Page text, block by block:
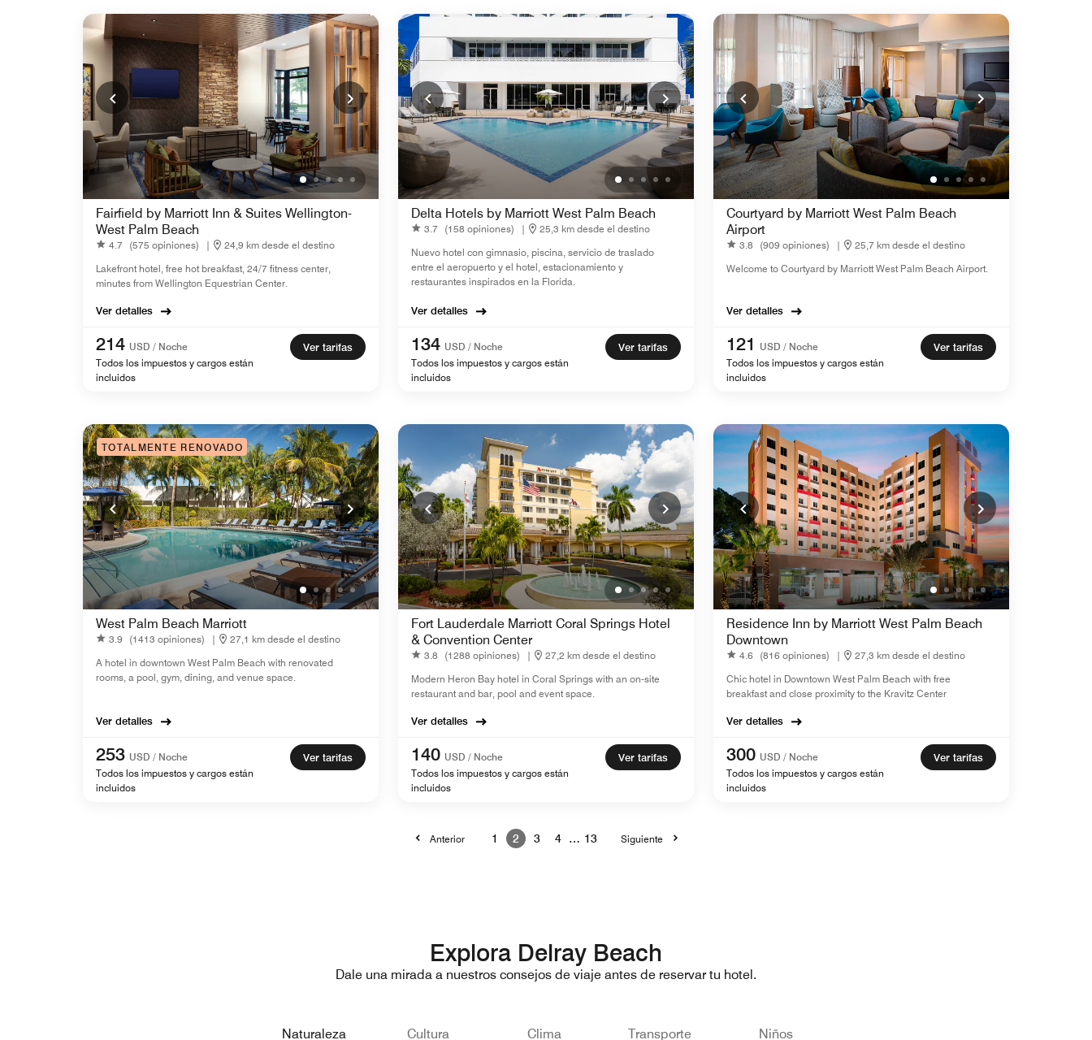
Fairfield by Marriott Inn & Suites Wellington-
West Palm Beach
4.7 (575 opiniones) |
24,9 km desde el destino
Lakefront hotel, free hot breakfast, 24/7 fitness center,
minutes from Wellington Equestrian Center.
Ver detalles
214 USD / Noche
Todos los impuestos y cargos están
incluidos
Ver tarifas
Delta Hotels by Marriott West Palm Beach
3.7 (158 opiniones) |
25,3 km desde el destino
Nuevo hotel con gimnasio, piscina, servicio de traslado
entre el aeropuerto y el hotel, estacionamiento y
restaurantes inspirados en la Florida.
Ver detalles
134 USD / Noche
Todos los impuestos y cargos están
incluidos
Ver tarifas
Courtyard by Marriott West Palm Beach
Airport
3.8 (909 opiniones) |
25,7 km desde el destino
Welcome to Courtyard by Marriott West Palm Beach Airport.
Ver detalles
121
USD / Noche
Todos los impuestos y cargos están
incluidos
Ver tarifas
TOTALMENTE RENOVADO
West Palm Beach Marriott
3.9 (1413 opiniones) |
27,1 km desde el destino
A hotel in downtown West Palm Beach with renovated
rooms, a pool, gym, dining, and venue space.
Ver detalles
253 USD / Noche
Todos los impuestos y cargos están
incluidos
Ver tarifas
Fort Lauderdale Marriott Coral Springs Hotel
& Convention Center
3.8 (1288 opiniones) |
27,2 km desde el destino
Modern Heron Bay hotel in Coral Springs with an on-site
restaurant and bar, pool and event space.
Ver detalles
140 USD / Noche
Todos los impuestos y cargos están
incluidos
Ver tarifas
Residence Inn by Marriott West Palm Beach
Downtown
4.6 (816 opiniones) |
27,3 km desde el destino
Chic hotel in Downtown West Palm Beach with free
breakfast and close proximity to the Kravitz Center
Ver detalles
300 USD / Noche
Todos los impuestos y cargos están
incluidos
Ver tarifas
Anterior 1 2 3 4 … 13 Siguiente
Explora Delray Beach
Dale una mirada a nuestros consejos de viaje antes de reservar tu hotel.
Naturaleza Cultura Clima Transporte Niños